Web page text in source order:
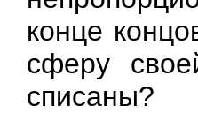
конце
сферу
списаны?